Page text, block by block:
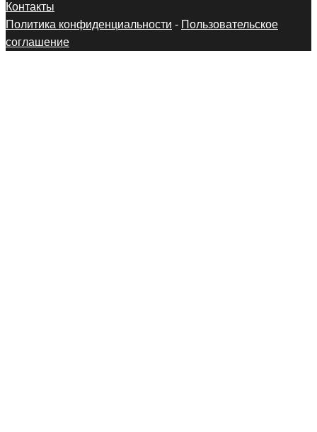
Контакты
Политика конфиденциальности - Пользовательское
соглашение